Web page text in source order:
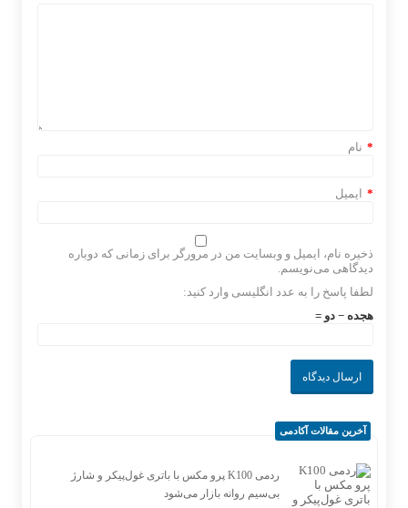
نام *
ایمیل *
ذخیره نام، ایمیل و وبسایت من در مرورگر برای زمانی که دوباره
دیدگاهی می‌نویسم.
لطفا پاسخ را به عدد انگلیسی وارد کنید:
هجده − دو =
آخرین مقالات آکادمی
ردمی K100 پرو مکس با باتری غول‌پیکر و شارژ
بی‌سیم روانه بازار می‌شود